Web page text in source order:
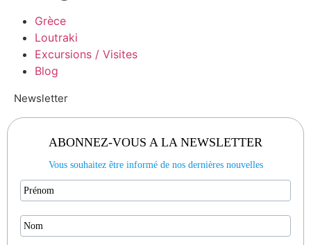
Grèce
Loutraki
Excursions / Visites
Blog
Newsletter
ABONNEZ-VOUS A LA NEWSLETTER
Vous souhaitez être informé de nos dernières nouvelles